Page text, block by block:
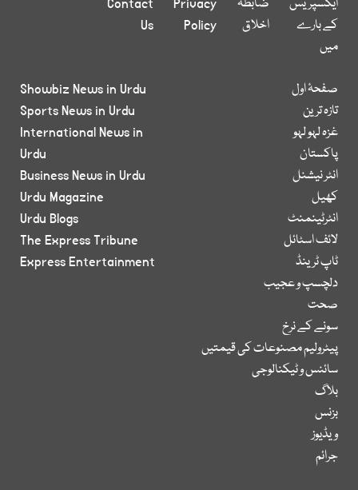
ایکسپریس
کے بارے
میں
ضابطہ
اخلاق
Privacy
Policy
Contact
Us
صفحۂ اول
تازہ ترین
غزہ لہو لہو
پاکستان
انٹر نیشنل
کھیل
انٹرٹینمنٹ
لائف اسٹائل
ٹاپ ٹرینڈ
دلچسپ و عجیب
صحت
سونے کے نرخ
پیٹرولیم مصنوعات کی قیمتیں
سائنس و ٹیکنالوجی
بلاگ
بزنس
ویڈیوز
جرائم
Showbiz News in Urdu
Sports News in Urdu
International News in
Urdu
Business News in Urdu
Urdu Magazine
Urdu Blogs
The Express Tribune
Express Entertainment